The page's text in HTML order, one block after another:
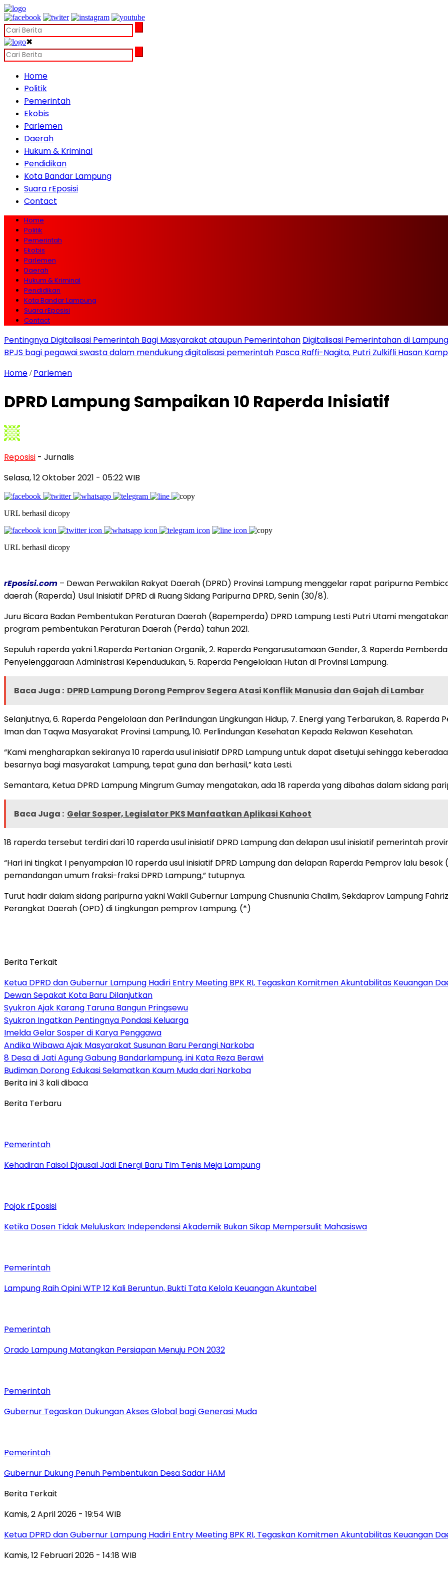
✖
Home
Politik
Pemerintah
Ekobis
Parlemen
Daerah
Hukum & Kriminal
Pendidikan
Kota Bandar Lampung
Suara rEposisi
Contact
Home
Politik
Pemerintah
Ekobis
Parlemen
Daerah
Hukum & Kriminal
Pendidikan
Kota Bandar Lampung
Suara rEposisi
Contact
Pentingnya Digitalisasi Pemerintah Bagi Masyarakat ataupun Pemerintahan Digitalisasi Pemerintahan di
BPJS bagi pegawai swasta dalam mendukung digitalisasi pemerintah Pasca Raffi-Nagita, Putri Zulkifli Hasan
Home / Parlemen
DPRD Lampung Sampaikan 10 Raperda Inisiatif
Reposisi - Jurnalis
Selasa, 12 Oktober 2021 - 05:22 WIB
URL berhasil dicopy
URL berhasil dicopy
rEposisi.com – Dewan Perwakilan Rakyat Daerah (DPRD) Provinsi Lampung menggelar rapat paripurna
daerah (Raperda) Usul Inisiatif DPRD di Ruang Sidang Paripurna DPRD, Senin (30/8).
Juru Bicara Badan Pembentukan Peraturan Daerah (Bapemperda) DPRD Lampung Lesti Putri Utami
program pembentukan Peraturan Daerah (Perda) tahun 2021.
Sepuluh raperda yakni 1.Raperda Pertanian Organik, 2. Raperda Pengarusutamaan Gender, 3. Raperda
Penyelenggaraan Administrasi Kependudukan, 5. Raperda Pengelolaan Hutan di Provinsi Lampung.
Baca Juga : DPRD Lampung Dorong Pemprov Segera Atasi Konflik Manusia dan Gajah di Lambar
Selanjutnya, 6. Raperda Pengelolaan dan Perlindungan Lingkungan Hidup, 7. Energi yang Terbarukan, 8. Raperda
Iman dan Taqwa Masyarakat Provinsi Lampung, 10. Perlindungan Kesehatan Kepada Relawan Kesehatan.
“Kami mengharapkan sekiranya 10 raperda usul inisiatif DPRD Lampung untuk dapat disetujui sehingga
besarnya bagi masyarakat Lampung, tepat guna dan berhasil,” kata Lesti.
Semantara, Ketua DPRD Lampung Mingrum Gumay mengatakan, ada 18 raperda yang dibahas dalam sidang
Baca Juga : Gelar Sosper, Legislator PKS Manfaatkan Aplikasi Kahoot
18 raperda tersebut terdiri dari 10 raperda usul inisiatif DPRD Lampung dan delapan usul inisiatif pemerintah
“Hari ini tingkat I penyampaian 10 raperda usul inisiatif DPRD Lampung dan delapan Raperda Pemprov lalu
pemandangan umum fraksi-fraksi DPRD Lampung,” tutupnya.
Turut hadir dalam sidang paripurna yakni Wakil Gubernur Lampung Chusnunia Chalim, Sekdaprov Lampung
Perangkat Daerah (OPD) di Lingkungan pemprov Lampung. (*)
Berita Terkait
Ketua DPRD dan Gubernur Lampung Hadiri Entry Meeting BPK RI, Tegaskan Komitmen Akuntabilitas Keuangan
Dewan Sepakat Kota Baru Dilanjutkan
Syukron Ajak Karang Taruna Bangun Pringsewu
Syukron Ingatkan Pentingnya Pondasi Keluarga
Imelda Gelar Sosper di Karya Penggawa
Andika Wibawa Ajak Masyarakat Susunan Baru Perangi Narkoba
8 Desa di Jati Agung Gabung Bandarlampung, ini Kata Reza Berawi
Budiman Dorong Edukasi Selamatkan Kaum Muda dari Narkoba
Berita ini 3 kali dibaca
Berita Terbaru
Pemerintah
Kehadiran Faisol Djausal Jadi Energi Baru Tim Tenis Meja Lampung
Pojok rEposisi
Ketika Dosen Tidak Meluluskan: Independensi Akademik Bukan Sikap Mempersulit Mahasiswa
Pemerintah
Lampung Raih Opini WTP 12 Kali Beruntun, Bukti Tata Kelola Keuangan Akuntabel
Pemerintah
Orado Lampung Matangkan Persiapan Menuju PON 2032
Pemerintah
Gubernur Tegaskan Dukungan Akses Global bagi Generasi Muda
Pemerintah
Gubernur Dukung Penuh Pembentukan Desa Sadar HAM
Berita Terkait
Kamis, 2 April 2026 - 19:54 WIB
Ketua DPRD dan Gubernur Lampung Hadiri Entry Meeting BPK RI, Tegaskan Komitmen Akuntabilitas Keuangan
Kamis, 12 Februari 2026 - 14:18 WIB